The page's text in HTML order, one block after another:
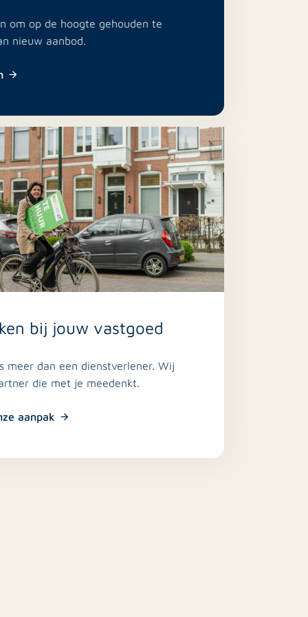
om op de hoogte gehouden te
nieuw aanbod.
bij jouw vastgoed
meer dan een dienstverlener. Wij
die met je meedenkt.
aanpak